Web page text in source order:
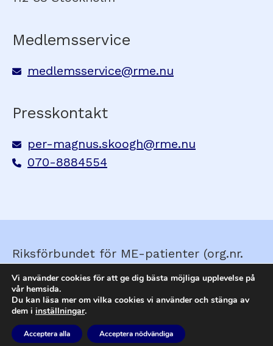
Medlemsservice
medlemsservice@rme.nu
Presskontakt
per-magnus.skoogh@rme.nu
070-8884554
Riksförbundet för ME-patienter (org.nr.
857210-0579) © Skapad av
Ella&Sigrid
Webbplatskarta
integritet
RSS Cookies
Vi använder cookies för att ge dig bästa möjliga upplevelse på
vår hemsida.
Du kan läsa mer om vilka cookies vi använder och stänga av
dem i inställningar.
Acceptera alla Acceptera nödvändiga